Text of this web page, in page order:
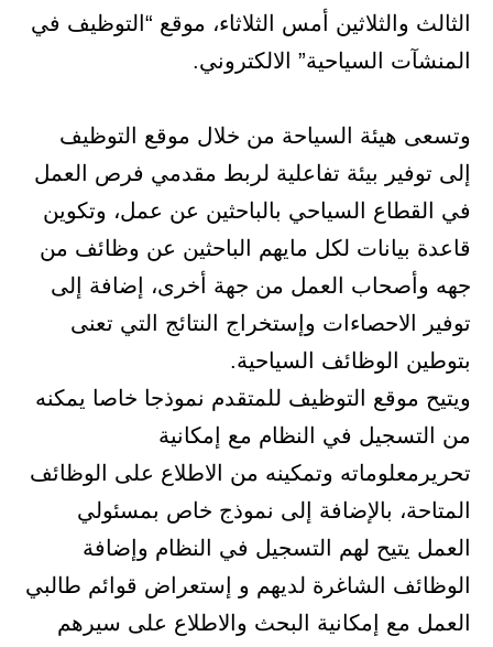
الثالث ‏والثلاثين أمس الثلاثاء، موقع “التوظيف في
المنشآت السياحية” الالكتروني.‏
وتسعى هيئة السياحة من خلال موقع التوظيف
إلى توفير بيئة تفاعلية لربط ‏مقدمي فرص العمل
في القطاع السياحي بالباحثين عن عمل، وتكوين
قاعدة ‏بيانات لكل مايهم الباحثين عن وظائف من
جهه وأصحاب العمل من جهة ‏أخرى، إضافة إلى
توفير الاحصاءات وإستخراج النتائج التي تعنى
بتوطين ‏الوظائف السياحية.‏
ويتيح موقع التوظيف للمتقدم نموذجا خاصا يمكنه
من التسجيل في النظام مع ‏إمكانية
تحريرمعلوماته وتمكينه من الاطلاع على الوظائف
المتاحة، ‏بالإضافة إلى نموذج خاص بمسئولي
العمل يتيح لهم التسجيل في النظام ‏وإضافة
الوظائف الشاغرة لديهم و إستعراض قوائم طالبي
العمل مع إمكانية ‏البحث والاطلاع على سيرهم